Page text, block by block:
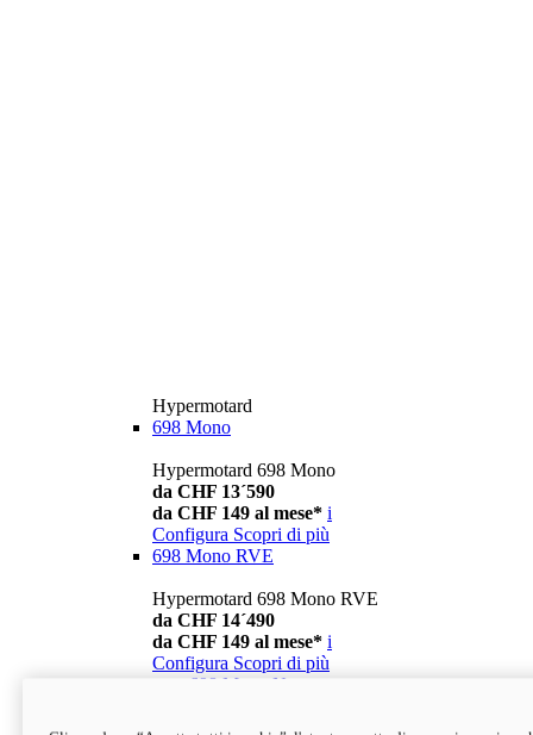
Hypermotard
698 Mono
Hypermotard 698 Mono
da CHF 13´590
da CHF 149 al mese* i
Configura Scopri di più
698 Mono RVE
Hypermotard 698 Mono RVE
da CHF 14´490
da CHF 149 al mese* i
Configura Scopri di più
698 Mono Nera
Hypermotard 698 Mono Nera